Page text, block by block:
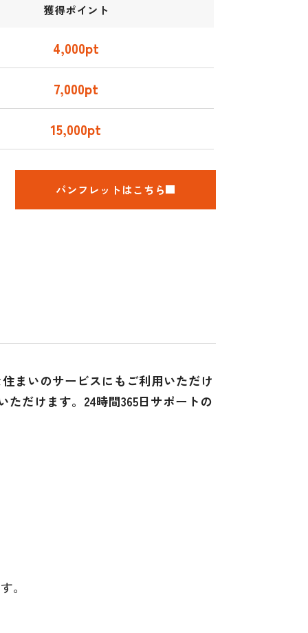
獲得ポイント
4,000pt
7,000pt
15,000pt
パンフレットはこちら
まいのサービスにもご利用いただけ
だけます。24時間365日サポートの
。